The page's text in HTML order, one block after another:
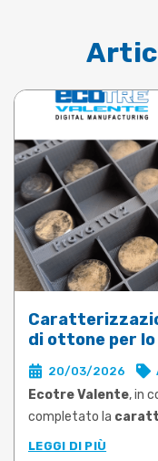
di ottone per
DEFORM
20/03/2026
Ecotre Valente, in
completato la
leghe di ottone tra
LEGGI DI PIÙ